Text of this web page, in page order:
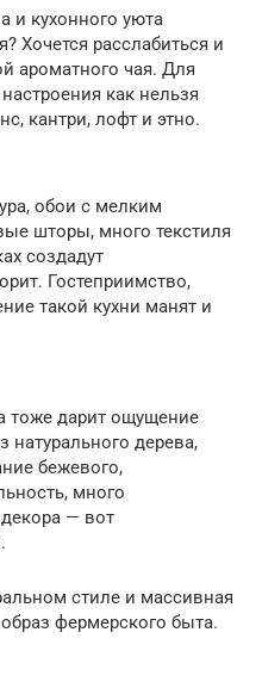
и кухонного уюта
Хочется расслабиться и
ароматного чая. Для
как нельзя
кантри, лофт и этно.
обои с мелким
шторы, много текстиля
создадут
Гостеприимство,
такой кухни манят и
тоже дарит ощущение
натурального дерева,
бежевого,
много
— вот
стиле и массивная
фермерского быта.